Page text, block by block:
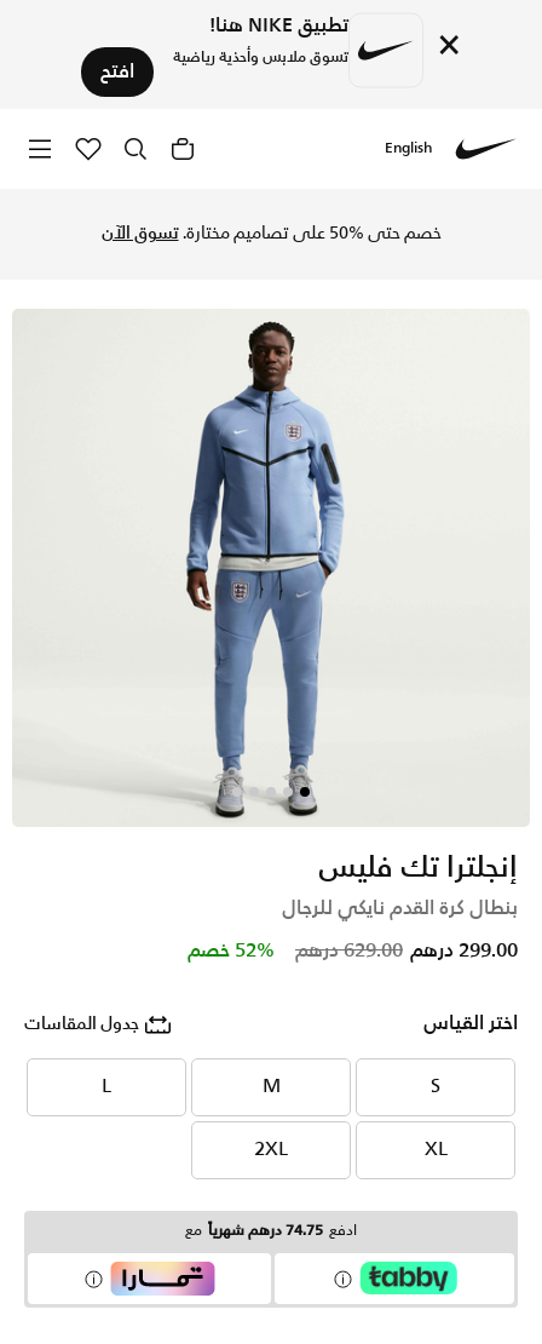
× تطبيق NIKE هنا!
تسوق ملابس وأحذية رياضية افتح
English
خصم حتى %50 على تصاميم مختارة. تسوق الآن
إنجلترا تك فليس
بنطال كرة القدم نايكي للرجال
Price reduced from
629.00 درهم to 299.00 درهم 52% خصم
اختر القياس جدول المقاسات
S
S
M
M
L
L
XL
XL
2XL
2XL
ادفع 74.75 درهم شهرياً مع